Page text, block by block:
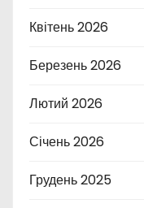
Квітень 2026
Березень 2026
Лютий 2026
Січень 2026
Грудень 2025